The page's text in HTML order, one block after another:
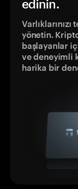
edinin.
yönetin.
başlayanlar
ve deneyimli
harika bir